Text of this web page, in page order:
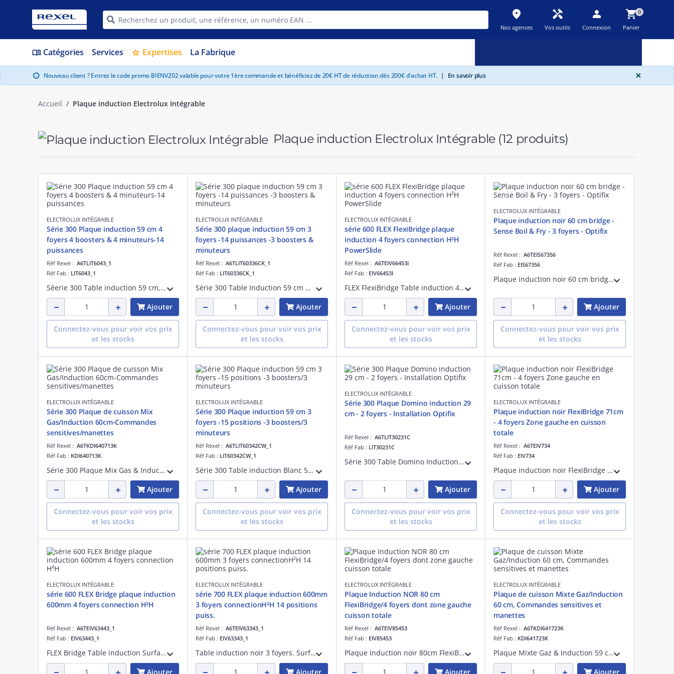
place
Nos agences
handyman
Vos outils
person
Connexion
shopping_cart0
Panier
menu_book Catégories Services star Expertises La Fabrique
info Nouveau client ? Entrez le code promo BIENV202 valable pour votre 1ère commande et bénéficiez de 20€ HT de réduction dès 200€ d'achat HT. | En savoir plus ×
Accueil Plaque induction Electrolux Intégrable
Plaque induction Electrolux Intégrable (12 produits)
ELECTROLUX INTÉGRABLE
Série 300 Plaque induction 59 cm 4
foyers 4 boosters & 4 minuteurs-14
puissances
Réf Rexel : A6TLIT6043_1
Réf Fab : LIT6043_1
Séerie 300 Table induction 59 cm, 4 foyers, connection H²H : commande hotte - Commandes individuelles touches sensitives, 14 positions de puissance - 4 boosters & minuteurs - Pause Stop&Go - Puissance totale : 7350W - Instal Optifix- Noir
Ajouter
Connectez-vous pour voir vos prix
et les stocks
ELECTROLUX INTÉGRABLE
Série 300 plaque induction 59 cm 3
foyers -14 puissances -3 boosters &
minuteurs
Réf Rexel : A6TLIT60336CK_1
Réf Fab : LIT60336CK_1
Série 300 Table Induction 59 cm Noir - 3 foyers - Connection H²H : peut piloter certaines hottes - Bandeau commandes frontal & touches sensitives - 3 boosters/3 minuteurs/14 puissances - Pause Stop & Go - Bords droits/Installation Optifix
Ajouter
Connectez-vous pour voir vos prix
et les stocks
ELECTROLUX INTÉGRABLE
série 600 FLEX FlexiBridge plaque
induction 4 foyers connection H²H
PowerSlide
Réf Rexel : A6TEIV66453I
Réf Fab : EIV66453I
FLEX FlexiBridge Table induction 4 foyers Zone gauche en surface de cuisson totale Connection H²H Fonction PowerSlide Commandes sensitives 15 positions cuisson Contrôle zone surface totale individualisé 4 boosteers 4 minuteurs Noir
Ajouter
Connectez-vous pour voir vos prix
et les stocks
ELECTROLUX INTÉGRABLE
Plaque induction noir 60 cm bridge -
Sense Boil & Fry - 3 foyers - Optifix
Réf Rexel : A6TEIS67356
Réf Fab : EIS67356
Plaque induction noir 60 cm bridge - Fonction Sense Fry & Boil - 3 foyers - Connection H²H - Cdes frontales individuelles par touches sensitives - Détection des casseroles - Fonction Stop & Go - Power Management - Installation Optifix
Ajouter
Connectez-vous pour voir vos prix
et les stocks
ELECTROLUX INTÉGRABLE
Série 300 Plaque de cuisson Mix
Gas/Induction 60cm-Commandes
sensitives/manettes
Réf Rexel : A6TKDI640713K
Réf Fab : KDI640713K
Série 300 Plaque Mix Gas & Induction 59 cm Noir - Commandes sensitives et par manettes avec allumage électronique - Fonction Stop&Go - Sécurité gaz par thermocouple - Grille Fonte - Power management - Installation Optifix & affleurante
Ajouter
Connectez-vous pour voir vos prix
et les stocks
ELECTROLUX INTÉGRABLE
Série 300 Plaque induction 59 cm 3
foyers -15 positions -3 boosters/3
minuteurs
Réf Rexel : A6TLIT60342CW_1
Réf Fab : LIT60342CW_1
Série 300 Table induction Blanc 59 cm - 3 foyers - Double zone 18/28 cm - Bandeau cdes frontal & sensitives avec accès direct aux 15 positions de cuisson - 3 boosters/3 minuteurs - Puissance totale maxI : 7350 W - Installation Optifix
Ajouter
Connectez-vous pour voir vos prix
et les stocks
ELECTROLUX INTÉGRABLE
Série 300 Plaque Domino induction 29
cm - 2 foyers - Installation Optifix
Réf Rexel : A6TLIT30231C
Réf Fab : LIT30231C
Série 300 Table Domino Induction 29 cm Noir - Bandeau commandes Frontal & touches sensitives - Puissance électrique totale maxi 3650W - Installation UNIVERSELLE facilitée Optifix: joint d'étanchéité et agrafes pré-intégrés - Bords droits
Ajouter
Connectez-vous pour voir vos prix
et les stocks
ELECTROLUX INTÉGRABLE
Plaque induction noir FlexiBridge 71cm
- 4 foyers Zone gauche en cuisson
totale
Réf Rexel : A6TEIV734
Réf Fab : EIV734
Plaque induction noir FlexiBridge 71cm - 4 foyers & zone gauche en cuisson totale - Connection H²H - Cdes individuelles sensitives accès direct -15 positions de puissance - 4 boosters & minuteurs -Fonction Stop & Go - Installation Optifix
Ajouter
Connectez-vous pour voir vos prix
et les stocks
ELECTROLUX INTÉGRABLE
série 600 FLEX Bridge plaque induction
600mm 4 foyers connection H²H
Réf Rexel : A6TEIV63443_1
Réf Fab : EIV63443_1
FLEX Bridge Table induction Surface cuisson totale zone gauche Connection H²H 4 foyers Commandes individuelles & sensitives 14 positions puissance 4 boosters 4 minuteurs Fonction Stop&Go Installation universelle Optifix Noir
Ajouter
ELECTROLUX INTÉGRABLE
série 700 FLEX plaque induction 600mm
3 foyers connectionH²H 14 positions
puiss.
Réf Rexel : A6TEIV63343_1
Réf Fab : EIV63343_1
Table induction noir 3 foyers. Surface cuisson totale zone gauche. Connectée à la hotte H2H. Commandes individuelles & sensitives accès direct. 14 positions. 3 boosters & minuteurs. Connection 16, 20 /32A Installation universelle Optifix.
Ajouter
ELECTROLUX INTÉGRABLE
Plaque Induction NOR 80 cm
FlexiBridge/4 foyers dont zone gauche
cuisson totale
Réf Rexel : A6TEIV85453
Réf Fab : EIV85453
Plaque Induction noir 80cm FlexiBridge/4 foyers dont zone gauche en surface totale-Table peut piloter certaines hottes (H²H:)-Fction PowerSlide (Mode Chef)& Stop & Go- Cdes frontales par touches sensitives-Connection dispo en 16, 20 ou 32 A
Ajouter
ELECTROLUX INTÉGRABLE
Plaque de cuisson Mixte Gaz/Induction
60 cm, Commandes sensitives et
manettes
Réf Rexel : A6TKDI641723K
Réf Fab : KDI641723K
Plaque Mixte Gaz & Induction 59 cm Noir, Commandes sensitives et par manettes avec allumage électronique, Fonction Stop&Go, Sécurité gaz par thermocouple, Grilles Fonte, Power management, Installation Optifix & affleurante
Ajouter